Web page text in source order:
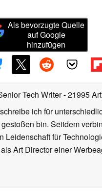
Als bevorzugte Quelle
auf Google
hinzufügen
Tech Writer- 21995
ich für
bin. Seitdem
Leidenschaft für
Art Director einer